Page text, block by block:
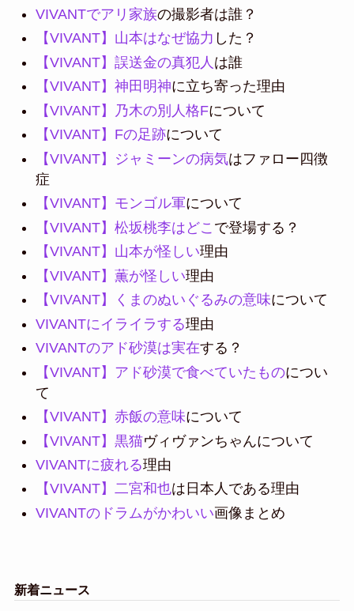
VIVANTでアリ家族の撮影者は誰？
【VIVANT】山本はなぜ協力 した？
【VIVANT】誤送金の真犯人 は誰
【VIVANT】神田明神に立ち寄った理由
【VIVANT】乃木の別人格Fについて
【VIVANT】Fの足跡について
【VIVANT】ジャミーンの病気はファロー四徴
症
【VIVANT】モンゴル軍について
【VIVANT】松坂桃李はどこ で登場する？
【VIVANT】山本が怪しい理由
【VIVANT】薫が怪しい理由
【VIVANT】くまのぬいぐるみの意味について
VIVANTにイライラする理由
VIVANTのアド砂漠は実在する？
【VIVANT】アド砂漠で食べていたものについ
て
【VIVANT】赤飯の意味について
【VIVANT】黒猫ヴィヴァンちゃんについて
VIVANTに疲れる理由
【VIVANT】二宮和也は日本人である理由
VIVANTのドラムがかわいい画像まとめ
新着ニュース